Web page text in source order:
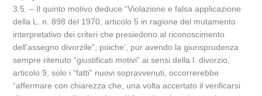
3.5. – Il quinto motivo deduce “Violazione e falsa applicazione
della L. n. 898 del 1970, articolo 5 in ragione del mutamento
interpretativo dei criteri che presiedono al riconoscimento
dell’assegno divorzile”, poiche’, pur avendo la giurisprudenza
sempre ritenuto “giustificati motivi” ai sensi della l. divorzio,
articolo 9, solo i “fatti” nuovi sopravvenuti, occorrerebbe
“affermare con chiarezza che, una volta accertato il verificarsi